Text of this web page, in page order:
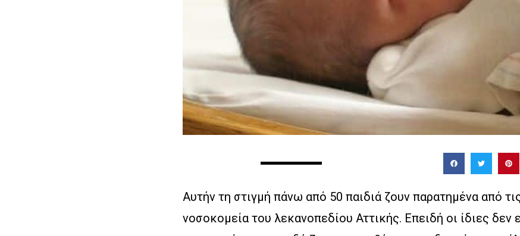
Αυτήν τη στιγμή πάνω από 50 παιδιά ζουν παρατημένα από
νοσοκομεία του λεκανοπεδίου Αττικής. Επειδή οι ίδιες δεν